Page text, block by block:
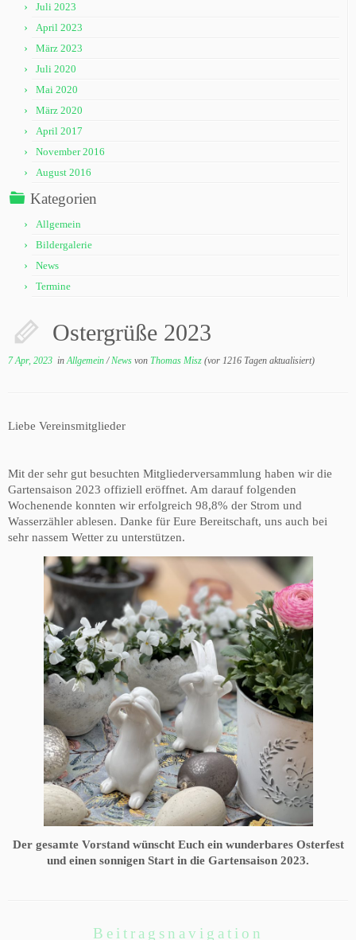
Juli 2023
April 2023
März 2023
Juli 2020
Mai 2020
März 2020
April 2017
November 2016
August 2016
Kategorien
Allgemein
Bildergalerie
News
Termine
Ostergrüße 2023
7 Apr, 2023 inAllgemein/News von Thomas Misz (vor 1216 Tagen aktualisiert)
Liebe Vereinsmitglieder
Mit der sehr gut besuchten Mitgliederversammlung haben wir die
Gartensaison 2023 offiziell eröffnet. Am darauf folgenden
Wochenende konnten wir erfolgreich 98,8% der Strom und
Wasserzähler ablesen. Danke für Eure Bereitschaft, uns auch bei
sehr nassem Wetter zu unterstützen.
Der gesamte Vorstand wünscht Euch ein wunderbares Osterfest
und einen sonnigen Start in die Gartensaison 2023.
Beitragsnavigation